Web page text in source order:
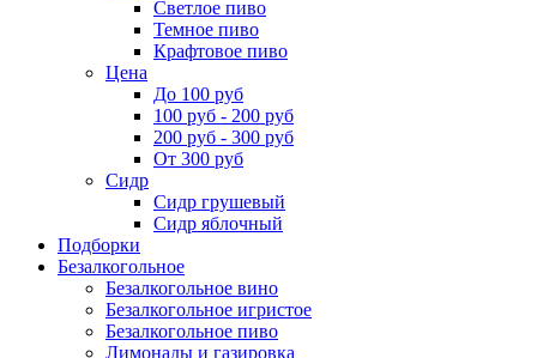
Светлое пиво
Темное пиво
Крафтовое пиво
Цена
До 100 руб
100 руб - 200 руб
200 руб - 300 руб
От 300 руб
Сидр
Сидр грушевый
Сидр яблочный
Подборки
Безалкогольное
Безалкогольное вино
Безалкогольное игристое
Безалкогольное пиво
Лимонады и газировка